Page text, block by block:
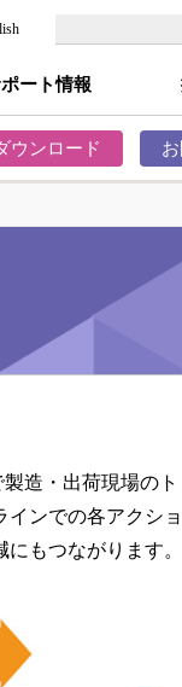
ート情報
在庫の適正化
動化
ウンロード
造・出荷現場のト
ンでの各アクショ
もつながります。